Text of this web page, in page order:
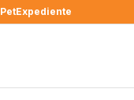
PetExpediente